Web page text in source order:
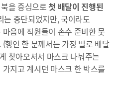
을 중심으로 첫 배달이 진행된
는 중단되었지만, 국이라도
음에 직원들이 손수 준비한 뭇
행인 한 분께서는 가정 별로 배달
찾아오셔서 마스크 나눠주는
지고 계시던 마스크 한 박스를